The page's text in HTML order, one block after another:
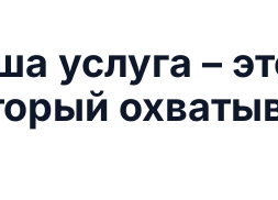
услуга –